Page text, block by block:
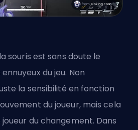
souris est sans doute le
du jeu. Non
la sensibilité en fonction
du joueur, mais cela
du changement. Dans